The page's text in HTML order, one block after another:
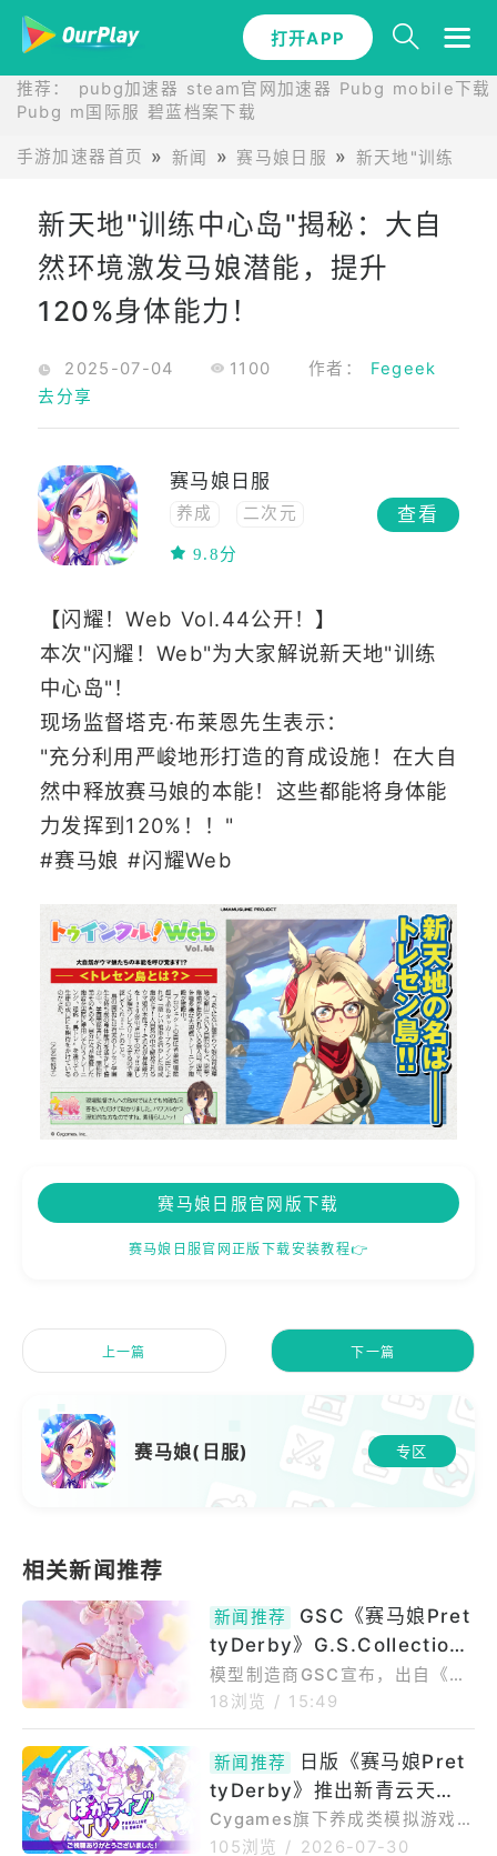
打开APP
推荐： pubg加速器 steam官网加速器 Pubg mobile下载
Pubg m国际服 碧蓝档案下载
手游加速器首页 新闻 赛马娘日服 新天地"训练中心
新天地"训练中心岛"揭秘：大自
然环境激发马娘潜能，提升
120%身体能力！
2025-07-04 1100 作者： Fegeek
去分享
赛马娘日服
养成
二次元
策略
9.8分
查看
【闪耀！Web Vol.44公开！】
本次"闪耀！Web"为大家解说新天地"训练
中心岛"！
现场监督塔克·布莱恩先生表示：
"充分利用严峻地形打造的育成设施！在大自
然中释放赛马娘的本能！这些都能将身体能
力发挥到120%！！"
#赛马娘 #闪耀Web
赛马娘日服官网版下载
赛马娘日服官网正版下载安装教程👉
上一篇 下一篇
赛马娘(日服) 专区
新闻推荐
GSC《赛马娘Pret
tyDerby》G.S.Collection
[不融的砂糖点心]奥斯顿真弓
模型 预定2027年9月贩售
模型制造商GSC宣布，出自《赛
马娘PrettyDerby》的「G.S.Co
购期间为2026年08月04日〜20
26年09月23日；商品发售日期
预定于2027年9月贩售。◆弹嫩
柔软甜点小真，现在正是应援的
18浏览 / 15:49
新闻推荐
日版《赛马娘Pret
tyDerby》推出新青云天
空、目白光明泳装以及故事活
动
Cygames旗下养成类模拟游戏
《赛马娘PrettyDerby（ウマ娘
105浏览 / 2026-07-30